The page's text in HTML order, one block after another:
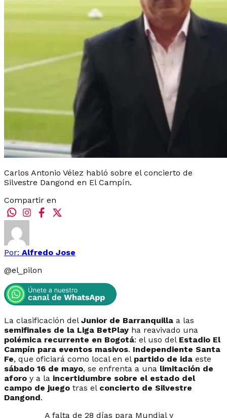
Carlos Antonio Vélez habló sobre el concierto de
Silvestre Dangond en El Campín.
Compartir en
Por: Alfredo Jose
@el_pilon
La clasificación del Junior de Barranquilla a las
semifinales de la Liga BetPlay ha reavivado una
polémica recurrente en Bogotá: el uso del Estadio El
Campín para eventos masivos. Independiente Santa
Fe, que oficiará como local en el partido de ida este
sábado 16 de mayo, se enfrenta a una limitación de
aforo y a la incertidumbre sobre el estado del
campo de juego tras el concierto de Silvestre
Dangond.
A falta de 28 días para Mundial y